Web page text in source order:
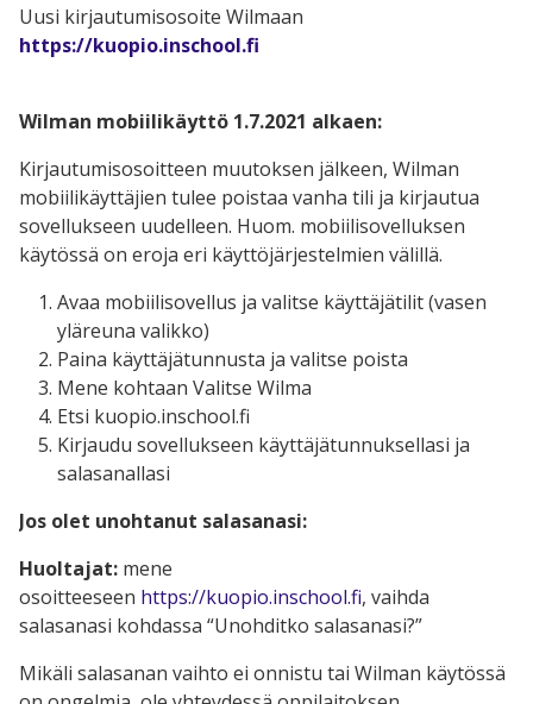
Uusi kirjautumisosoite Wilmaan
https://kuopio.inschool.fi
Wilman mobiilikäyttö 1.7.2021 alkaen:
Kirjautumisosoitteen muutoksen jälkeen, Wilman
mobiilikäyttäjien tulee poistaa vanha tili ja kirjautua
sovellukseen uudelleen. Huom. mobiilisovelluksen
käytössä on eroja eri käyttöjärjestelmien välillä.
Avaa mobiilisovellus ja valitse käyttäjätilit (vasen
yläreuna valikko)
Paina käyttäjätunnusta ja valitse poista
Mene kohtaan Valitse Wilma
Etsi kuopio.inschool.fi
Kirjaudu sovellukseen käyttäjätunnuksellasi ja
salasanallasi
Jos olet unohtanut salasanasi:
Huoltajat: mene
osoitteeseen https://kuopio.inschool.fi, vaihda
salasanasi kohdassa “Unohditko salasanasi?”
Mikäli salasanan vaihto ei onnistu tai Wilman käytössä